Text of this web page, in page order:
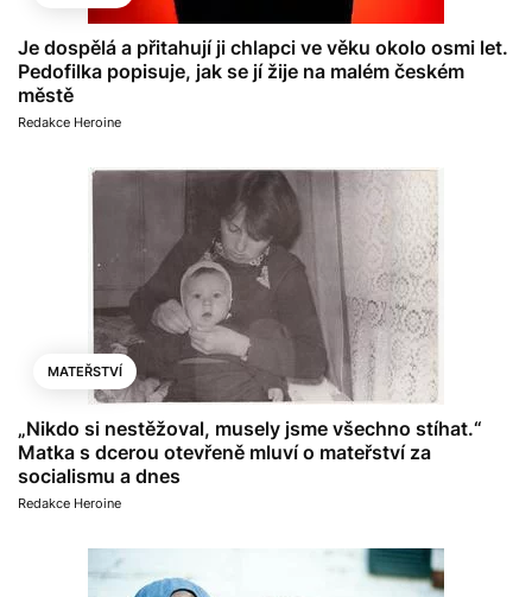
Je dospělá a přitahují ji chlapci ve věku okolo osmi let.
Pedofilka popisuje, jak se jí žije na malém českém
městě
Redakce Heroine
MATEŘSTVÍ
„Nikdo si nestěžoval, musely jsme všechno stíhat.“
Matka s dcerou otevřeně mluví o mateřství za
socialismu a dnes
Redakce Heroine